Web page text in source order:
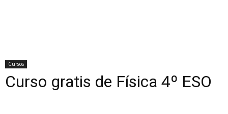
Cursos
Curso gratis de Física 4º ESO